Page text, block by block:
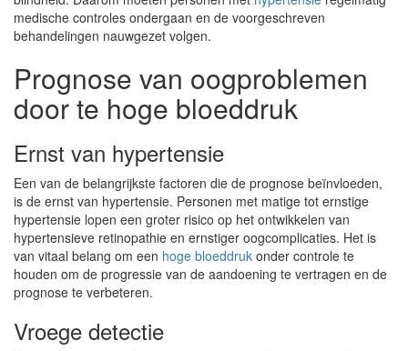
medische controles ondergaan en de voorgeschreven
behandelingen nauwgezet volgen.
Prognose van oogproblemen
door te hoge bloeddruk
Ernst van hypertensie
Een van de belangrijkste factoren die de prognose beïnvloeden,
is de ernst van hypertensie. Personen met matige tot ernstige
hypertensie lopen een groter risico op het ontwikkelen van
hypertensieve retinopathie en ernstiger oogcomplicaties. Het is
van vitaal belang om een hoge bloeddruk onder controle te
houden om de progressie van de aandoening te vertragen en de
prognose te verbeteren.
Vroege detectie